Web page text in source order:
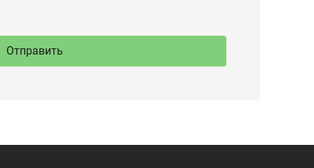
777
71
спецтехники